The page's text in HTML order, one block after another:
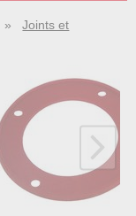
»Joints et